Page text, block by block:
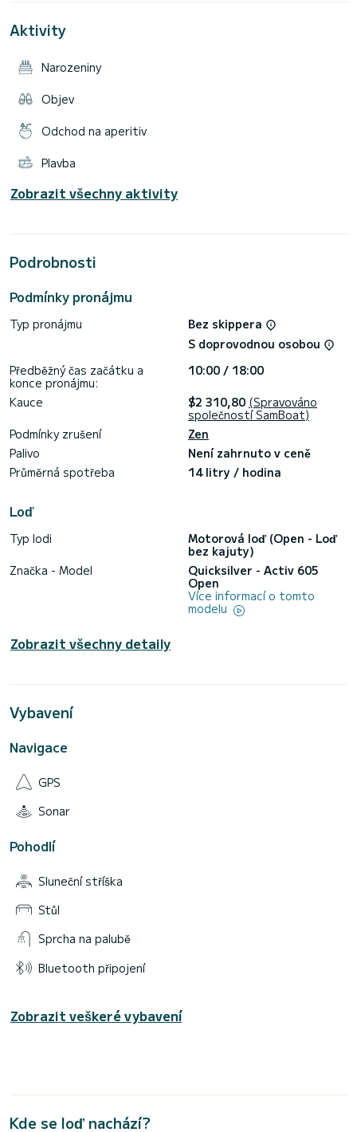
Aktivity
Narozeniny
Objev
Odchod na aperitiv
Plavba
Zobrazit všechny aktivity
Podrobnosti
Podmínky pronájmu
Typ pronájmu
Bez skippera
S doprovodnou osobou
Předběžný čas začátku a
konce pronájmu:
10:00 / 18:00
Kauce
$2 310,80 (Spravováno
společností SamBoat)
Podmínky zrušení
Zen
Palivo
Není zahrnuto v ceně
Průměrná spotřeba
14 litry / hodina
Loď
Typ lodi
Motorová loď (Open - Loď
bez kajuty)
Značka - Model
Quicksilver - Activ 605
Open
Více informací o tomto
modelu
Zobrazit všechny detaily
Vybavení
Navigace
GPS
Sonar
Pohodlí
Sluneční stříška
Stůl
Sprcha na palubě
Bluetooth připojení
Zobrazit veškeré vybavení
Kde se loď nachází?